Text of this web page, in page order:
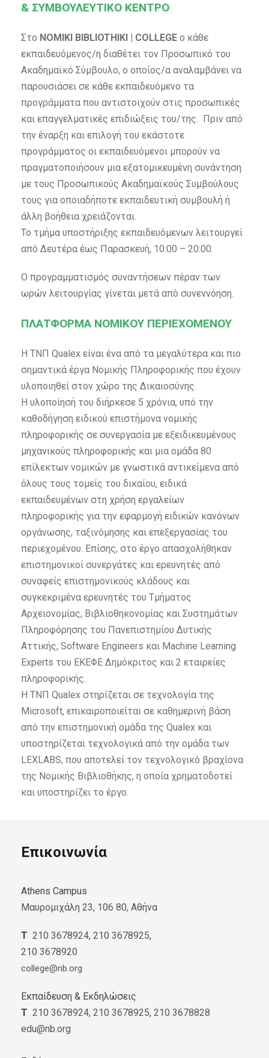
& ΣΥΜΒΟΥΛΕΥΤΙΚΟ ΚΕΝΤΡΟ
Στο NOMIKI BIBLIOTHIKI | COLLEGE ο κάθε
εκπαιδευόμενος/η διαθέτει τον Προσωπικό του
Ακαδημαϊκό Σύμβουλο, ο οποίος/α αναλαμβάνει να
παρουσιάσει σε κάθε εκπαιδευόμενο τα
προγράμματα που αντιστοιχούν στις προσωπικές
και επαγγελματικές επιδιώξεις του/της. Πριν από
την έναρξη και επιλογή του εκάστοτε
προγράμματος οι εκπαιδευόμενοι μπορούν να
πραγματοποιήσουν μια εξατομικευμένη συνάντηση
με τους Προσωπικούς Ακαδημαϊκούς Συμβούλους
τους για οποιαδήποτε εκπαιδευτική συμβουλή ή
άλλη βοήθεια χρειάζονται.
Το τμήμα υποστήριξης εκπαιδευόμενων λειτουργεί
από Δευτέρα έως Παρασκευή, 10:00 – 20:00.
Ο προγραμματισμός συναντήσεων πέραν των
ωρών λειτουργίας γίνεται μετά από συνεννόηση.
ΠΛΑΤΦΟΡΜΑ ΝΟΜΙΚΟΥ ΠΕΡΙΕΧΟΜΕΝΟΥ
Η ΤΝΠ Qualex είναι ένα από τα μεγαλύτερα και πιο
σημαντικά έργα Νομικής Πληροφορικής που έχουν
υλοποιηθεί στον χώρο της Δικαιοσύνης.
Η υλοποίησή του διήρκεσε 5 χρόνια, υπό την
καθοδήγηση ειδικού επιστήμονα νομικής
πληροφορικής σε συνεργασία με εξειδικευμένους
μηχανικούς πληροφορικής και μια ομάδα 80
επίλεκτων νομικών με γνωστικά αντικείμενα από
όλους τους τομείς του δικαίου, ειδικά
εκπαιδευμένων στη χρήση εργαλείων
πληροφορικής για την εφαρμογή ειδικών κανόνων
οργάνωσης, ταξινόμησης και επεξεργασίας του
περιεχομένου. Επίσης, στο έργο απασχολήθηκαν
επιστημονικοί συνεργάτες και ερευνητές από
συναφείς επιστημονικούς κλάδους και
συγκεκριμένα ερευνητές του Τμήματος
Αρχειονομίας, Βιβλιοθηκονομίας και Συστημάτων
Πληροφόρησης του Πανεπιστημίου Δυτικής
Αττικής, Software Engineers και Machine Learning
Experts του ΕΚΕΦΕ Δημόκριτος και 2 εταιρείες
πληροφορικής.
Η ΤΝΠ Qualex στηρίζεται σε τεχνολογία της
Microsoft, επικαιροποιείται σε καθημερινή βάση
από την επιστημονική ομάδα της Qualex και
υποστηρίζεται τεχνολογικά από την ομάδα των
LEXLABS, που αποτελεί τον τεχνολογικό βραχίονα
της Νομικής Βιβλιοθήκης, η οποία χρηματοδοτεί
και υποστηρίζει το έργο.
Επικοινωνία
Athens Campus
Μαυρομιχάλη 23, 106 80, Αθήνα
Τ 210 3678924, 210 3678925,
210 3678920
college@nb.org
Εκπαίδευση & Εκδηλώσεις
Τ 210 3678924, 210 3678925, 210 3678828
edu@nb.org